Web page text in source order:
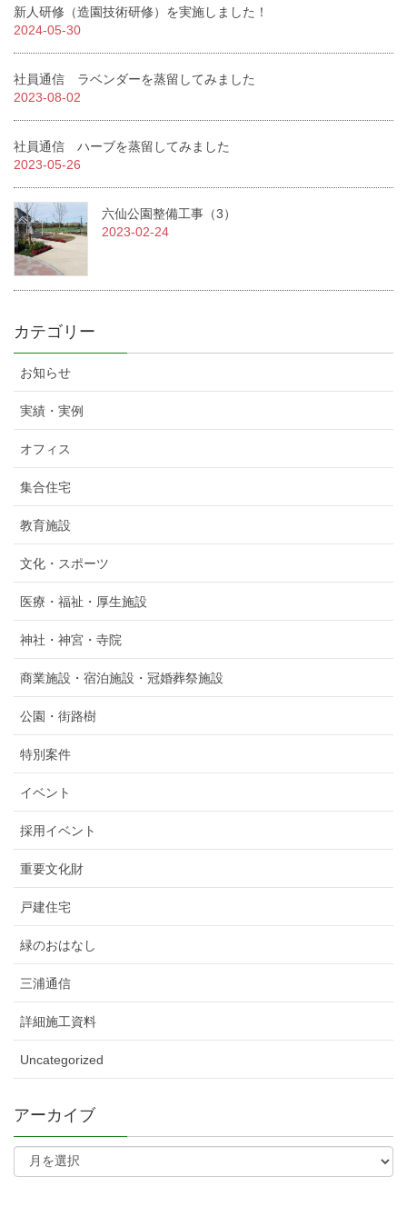
新人研修（造園技術研修）を実施しました！
2024-05-30
社員通信 ラベンダーを蒸留してみました
2023-08-02
社員通信 ハーブを蒸留してみました
2023-05-26
六仙公園整備工事（3）
2023-02-24
カテゴリー
お知らせ
実績・実例
オフィス
集合住宅
教育施設
文化・スポーツ
医療・福祉・厚生施設
神社・神宮・寺院
商業施設・宿泊施設・冠婚葬祭施設
公園・街路樹
特別案件
イベント
採用イベント
重要文化財
戸建住宅
緑のおはなし
三浦通信
詳細施工資料
Uncategorized
アーカイブ